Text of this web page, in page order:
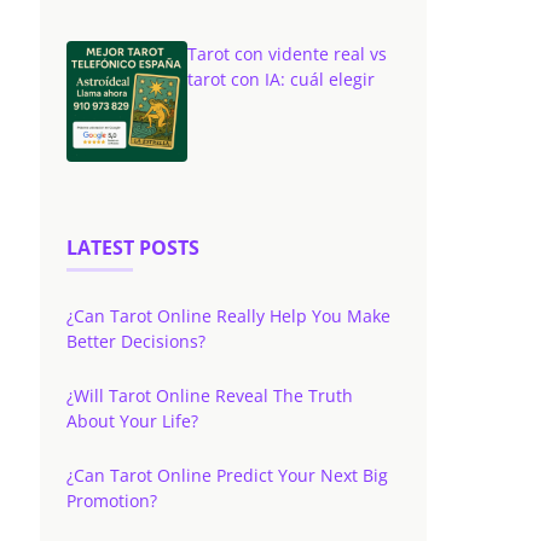
Tarot con vidente real vs
tarot con IA: cuál elegir
LATEST POSTS
¿Can Tarot Online Really Help You Make
Better Decisions?
¿Will Tarot Online Reveal The Truth
About Your Life?
¿Can Tarot Online Predict Your Next Big
Promotion?